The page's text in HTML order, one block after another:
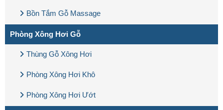
Bồn Tắm Gỗ Massage
Phòng Xông Hơi Gỗ
Thùng Gỗ Xông Hơi
Phòng Xông Hơi Khô
Phòng Xông Hơi Ướt